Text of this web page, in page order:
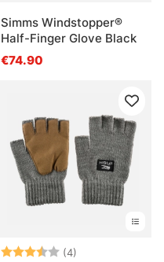
Simms Windstopper®
Half-Finger Glove Black
€74.90
Note: (4)